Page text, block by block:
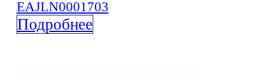
EAJLN0001703
Подробнее